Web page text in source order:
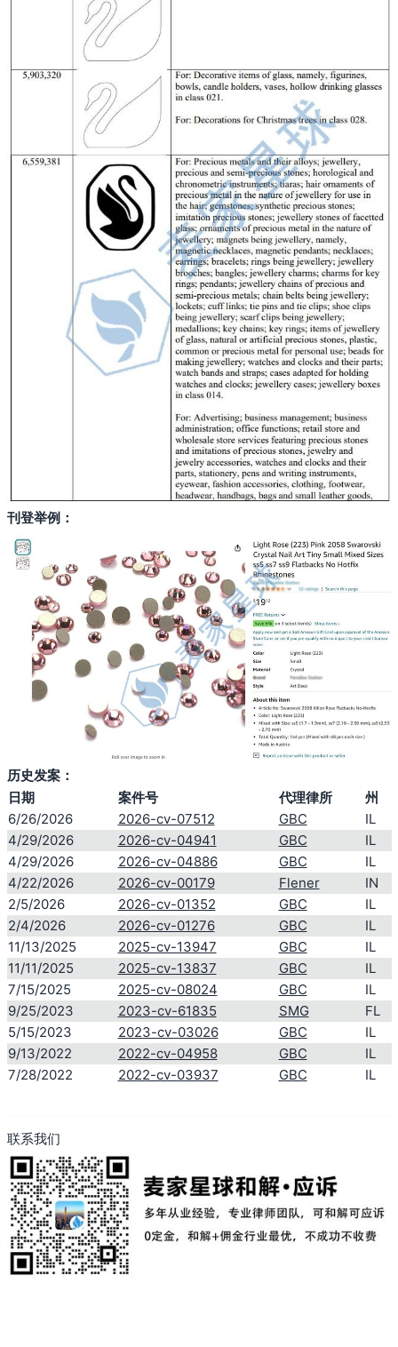
搜索
刊登举例：
历史发案：
日期
案件号 代理律所
州
6/26/2026
2026-cv-07512 GBC
IL
4/29/2026
2026-cv-04941 GBC
IL
4/29/2026
2026-cv-04886 GBC
IL
4/22/2026
2026-cv-00179 Flener
IN
2/5/2026
2026-cv-01352 GBC
IL
2/4/2026
2026-cv-01276 GBC
IL
11/13/2025
2025-cv-13947 GBC
IL
11/11/2025
2025-cv-13837 GBC
IL
7/15/2025
2025-cv-08024 GBC
IL
9/25/2023
2023-cv-61835 SMG
FL
5/15/2023
2023-cv-03026 GBC
IL
9/13/2022
2022-cv-04958 GBC
IL
7/28/2022
2022-cv-03937 GBC IL
联系我们